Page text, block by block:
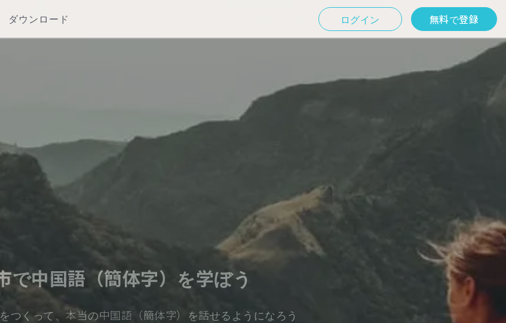
ダウンロード ログイン 無料で登録
で中国語（簡体字）を学ぼう
つくって、本当の中国語（簡体字）を話せるようになろう